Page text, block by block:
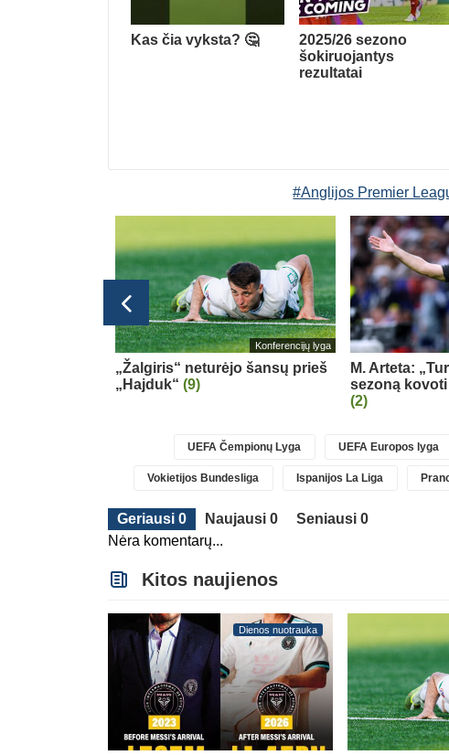
Kas čia vyksta? 🤔
2025/26 sezono
šokiruojantys
rezultatai
#Anglijos Premier
Konferencijų lyga
„Žalgiris“ neturėjo šansų prieš
„Hajduk“ (9)
M. Arteta:
sezoną
(2)
UEFA Čempionų Lyga UEFA Europos lyga
Vokietijos Bundesliga Ispanijos La Liga
Geriausi 0 Naujausi 0
Seniausi 0
Nėra komentarų...
Kitos naujienos
Dienos nuotrauka